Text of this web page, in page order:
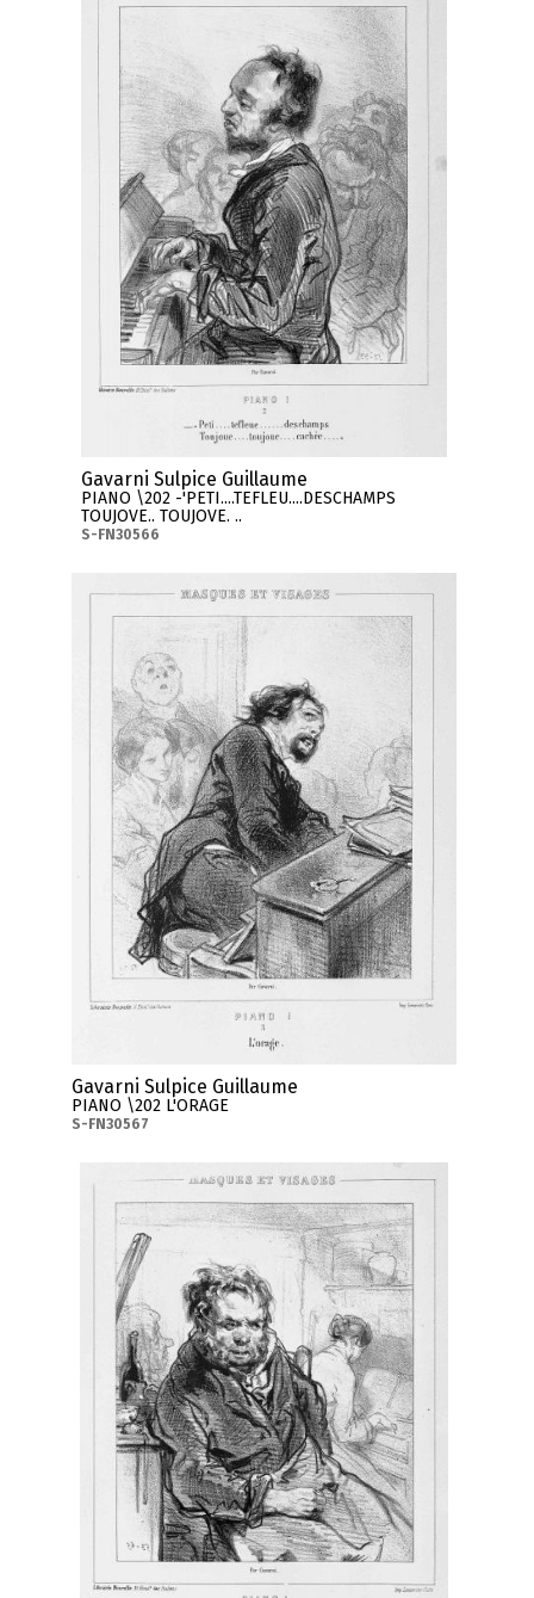
Gavarni Sulpice Guillaume
PIANO \202 -'PETI....TEFLEU....DESCHAMPS
TOUJOVE.. TOUJOVE. ..
S-FN30566
Gavarni Sulpice Guillaume
PIANO \202 L'ORAGE
S-FN30567